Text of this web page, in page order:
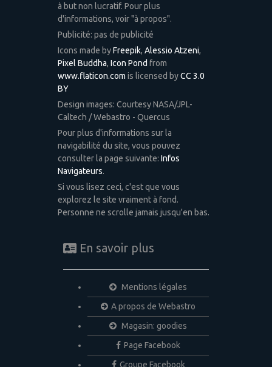
à but non lucratif. Pour plus
d'informations, voir "à propos".
Publicité: pas de publicité
Icons made byFreepik, Alessio Atzeni,
Pixel Buddha, Icon Pond from
www.flaticon.com is licensed byCC 3.0
BY
Design images: Courtesy NASA/JPL-
Caltech / Webastro - Quercus
Pour plus d'informations sur la
navigabilité du site, vous pouvez
consulter la page suivante: Infos
Navigateurs.
Si vous lisez ceci, c'est que vous
explorez le site vraiment à fond.
Personne ne scrolle jamais jusqu'en bas.
En savoir plus
Mentions légales
A propos de Webastro
Magasin: goodies
Page Facebook
Groupe Facebook